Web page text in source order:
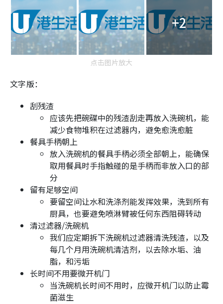
+2
点击图片放大
文字版：
刮残渣
应该先把碗碟中的残渣刮走再放入洗碗机，能
减少食物堆积在过滤器内，避免愈洗愈脏
餐具手柄朝上
放入洗碗机的餐具手柄必须全部朝上，能确保
取用餐具时手指触碰的是手柄而非放入口的部
分
留有足够空间
要留空间让水和洗涤剂能发挥效果，洗到所有
厨具，也要避免喷淋臂被任何东西阻碍转动
清过滤器/洗碗机
我们应定期拆下洗碗机过滤器清洗残渣，以及
每几个月用洗碗机清洁剂，以去除水垢、油
脂，和污垢
长时间不用要微开机门
当洗碗机长时间不用时，应微开机门以防止霉
菌滋生